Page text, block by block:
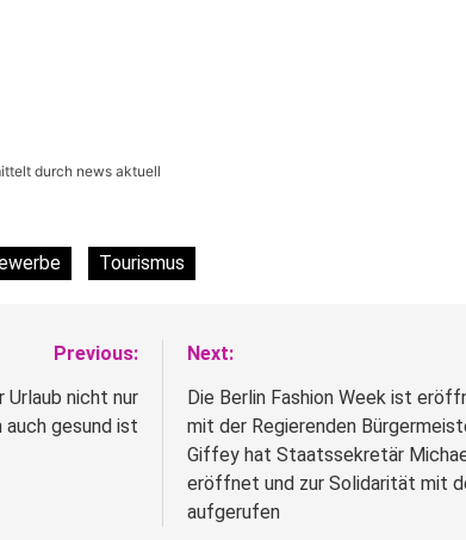
durch news aktuell
Tourismus
Previous:
Urlaub nicht nur
auch gesund ist
Next:
Die Berlin Fashion Week ist
mit der Regierenden
Giffey hat Staatssekretär
eröffnet und zur Solidarität mit
aufgerufen